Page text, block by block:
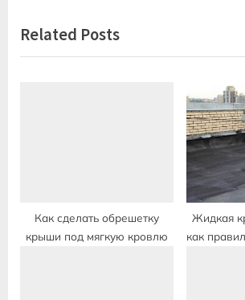
o
u
t
P
Related Posts
Как сделать обрешетку
крыши под мягкую кровлю
Жидкая
как